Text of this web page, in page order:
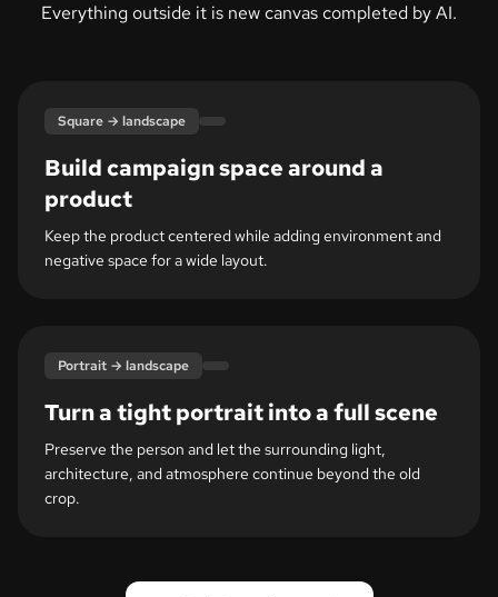
Everything outside it is new canvas completed by AI.
Square → landscape
Build campaign space around a
product
Keep the product centered while adding environment and
negative space for a wide layout.
Portrait → landscape
Turn a tight portrait into a full scene
Preserve the person and let the surrounding light,
architecture, and atmosphere continue beyond the old
crop.